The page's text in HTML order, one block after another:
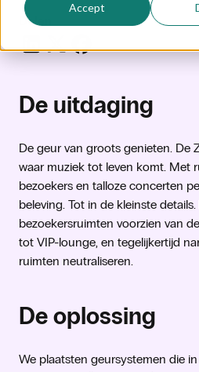
Accept
Delen
De uitdaging
De geur van groots genieten. De
waar muziek tot leven komt. Met
bezoekers en talloze concerten
beleving. Tot in de kleinste
bezoekersruimten voorzien van
tot VIP-lounge, en tegelijkertijd
ruimten neutraliseren.
De oplossing
We plaatsten geursystemen die